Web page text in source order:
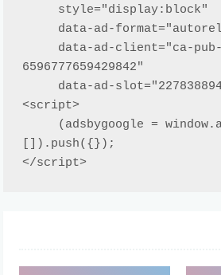
6596777659429842"
<script>
[]).push({});
</script>